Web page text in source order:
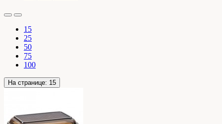
15
25
50
75
100
На странице: 15